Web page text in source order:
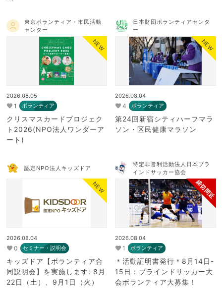
東京ボランティア・市民活動
センター
NEW
2026.08.05
1 ボランティア
クリスマスカードプロジェク
ト2026(NPO法人ワンダーア
ート)
日本財団ボランティアセンタ
ー
NEW
2026.08.04
4 ボランティア
第24回新宿シティハーフマラ
ソン・区民健康マラソン
認定NPO法人キッズドア
NEW
2026.08.04
0 セミナー・説明会
キッズドア【ボランティア合
同説明会】を実施します: 8月
22日（土）、9月1日（火）
特定非営利活動法人日本ブラ
インドサッカー協会
締切間近
2026.08.04
1 ボランティア
＊活動証明書発行＊8月14日-
15日：ブラインドサッカー大
会ボランティア大募集！